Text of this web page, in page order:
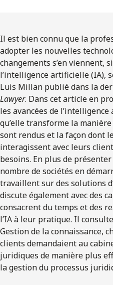
S’abonner aux articles
S’abonner
Il est bien connu que la
adopter les nouvelles
changements s’en viennent,
l’intelligence artificielle (IA),
Luis Millan publié dans la
Lawyer. Dans cet article en
les avancées de
qu’elle transforme la
sont rendus et la façon dont
interagissent avec leurs
besoins. En plus de
nombre de sociétés en
travaillent sur des solutions
discute également avec des
consacrent du temps et des
l’IA à leur pratique. Il consulte
Gestion de la connaissance,
clients demandaient au
juridiques de manière plus
la gestion du processus